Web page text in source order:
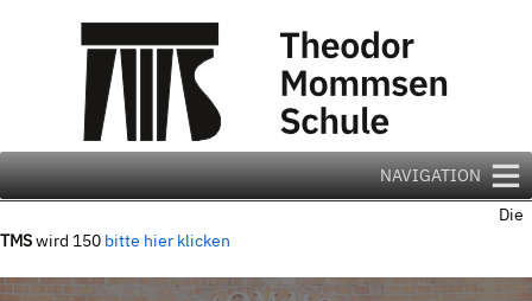
NAVIGATION
Die
TMSwird 150 bitte hier klicken